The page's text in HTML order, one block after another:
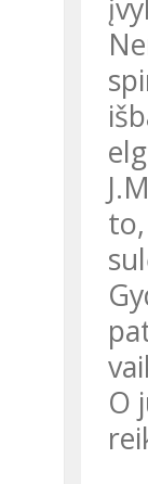
Neretas prisipažįsta, kad nusibrozdinę ar įsipjovę pirmiausia ieško
Gydytoja primena, kad ant pažeistos odos užpilti spirito – tai tas
O